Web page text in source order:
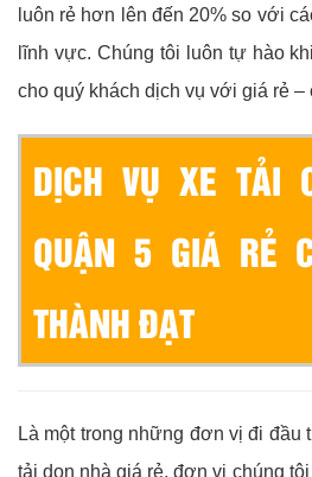
luôn rẻ hơn lên đến 20% so với
lĩnh vực. Chúng tôi luôn tự hào
cho quý khách dịch vụ với giá rẻ
DỊCH VỤ XE TẢI
QUẬN 5 GIÁ RẺ
THÀNH ĐẠT
Là một trong những đơn vị đi đầu
tải dọn nhà giá rẻ, đơn vị chúng